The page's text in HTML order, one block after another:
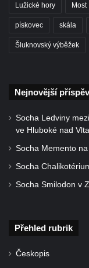
Pánův kříž v
Kříž u domu
Centrální kříž
Kříž u kostela
Údajný kříž u
Lužické hory Most
pískovec skála
Šluknovský výběžek
Nejnovější
Socha Ledviny
ve Hluboké nad
Socha Memento
Socha
Socha Smilodon v
Přehled rubrik
Českopis